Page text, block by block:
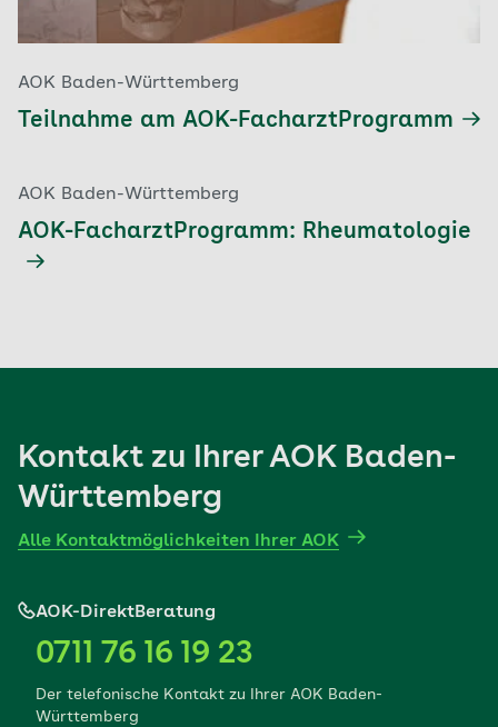
AOK Baden-Württemberg
Teilnahme am AOK-FacharztProgramm
AOK Baden-Württemberg
AOK-FacharztProgramm: Rheumatologie
Kontakt zu Ihrer AOK Baden-
Württemberg
Alle Kontaktmöglichkeiten Ihrer AOK
AOK-DirektBeratung
0711 76 16 19 23
Der telefonische Kontakt zu Ihrer AOK Baden-
Württemberg